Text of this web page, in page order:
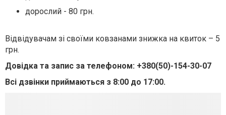
дорослий - 80 грн.
Відвідувачам зі своїми ковзанами знижка на квиток – 5
грн.
Довідка та запис за телефоном: +380(50)-154-30-07
Всі дзвінки приймаються з 8:00 до 17:00.